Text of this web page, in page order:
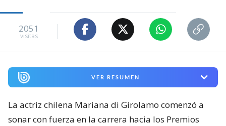
2051
visitas
VER RESUMEN
La actriz chilena Mariana di Girolamo comenzó a
sonar con fuerza en la carrera hacia los Premios